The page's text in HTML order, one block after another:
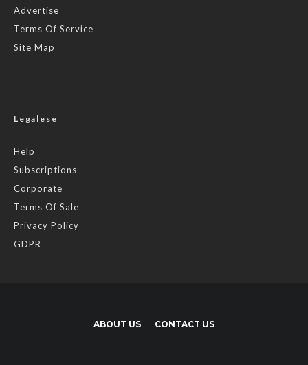
Advertise
Terms Of Service
Site Map
Legalese
Help
Subscriptions
Corporate
Terms Of Sale
Privacy Policy
GDPR
ABOUT US CONTACT US